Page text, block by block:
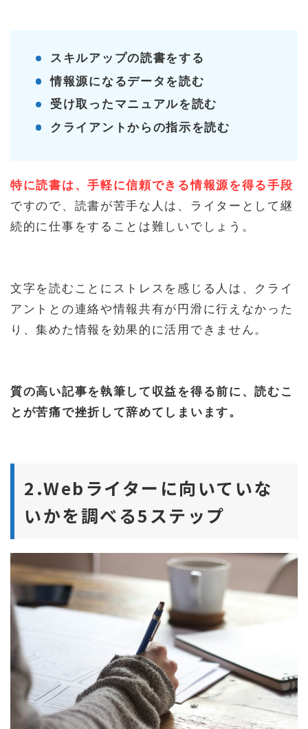
スキルアップの読書をする
情報源になるデータを読む
受け取ったマニュアルを読む
クライアントからの指示を読む
特に読書は、手軽に信頼できる情報源を得る手段
ですので、読書が苦手な人は、ライターとして継
続的に仕事をすることは難しいでしょう。
文字を読むことにストレスを感じる人は、クライ
アントとの連絡や情報共有が円滑に行えなかった
り、集めた情報を効果的に活用できません。
質の高い記事を執筆して収益を得る前に、読むこ
とが苦痛で挫折して辞めてしまいます。
2.Webライターに向いていな
いかを調べる5ステップ